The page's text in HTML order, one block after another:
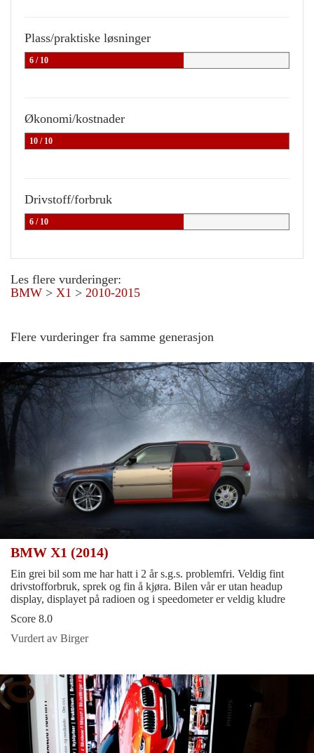
Plass/praktiske løsninger
6 / 10
Økonomi/kostnader
10 / 10
Drivstoff/forbruk
6 / 10
Les flere vurderinger:
BMW > X1 > 2010-2015
Flere vurderinger fra samme generasjon
BMW X1 (2014)
Ein grei bil som me har hatt i 2 år s.g.s. problemfri. Veldig fint
drivstofforbruk, sprek og fin å kjøra. Bilen vår er utan headup
display, displayet på radioen og i speedometer er veldig kludre
Score 8.0
Vurdert av Birger